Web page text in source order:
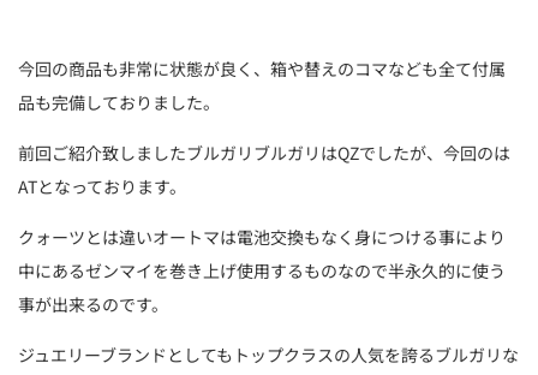
今回の商品も非常に状態が良く、箱や替えのコマなども全て付属
品も完備しておりました。
前回ご紹介致しましたブルガリブルガリはQZでしたが、今回のは
ATとなっております。
クォーツとは違いオートマは電池交換もなく身につける事により
中にあるゼンマイを巻き上げ使用するものなので半永久的に使う
事が出来るのです。
ジュエリーブランドとしてもトップクラスの人気を誇るブルガリな